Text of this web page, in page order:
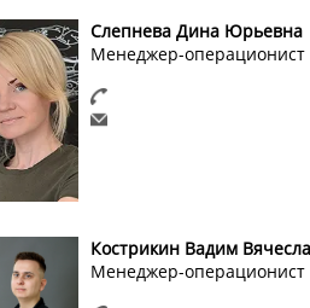
Слепнева Дина Юрьевна
Менеджер-операционист
Кострикин Вадим
Менеджер-операционист